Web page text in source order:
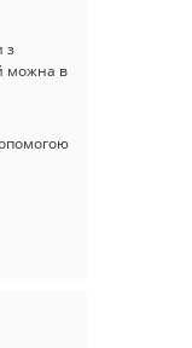
з
можна в